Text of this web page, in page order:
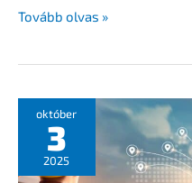
Sorg
GmbH
Unter­
nehmens­
verkauf
Tovább olvas »
október
3
2025